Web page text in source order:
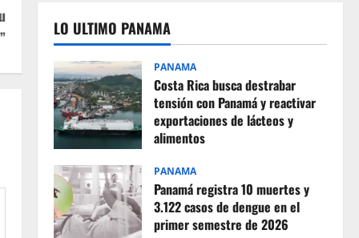
LO ULTIMO PANAMA
PANAMA
Costa Rica busca destrabar
tensión con Panamá y reactivar
exportaciones de lácteos y
alimentos
PANAMA
Panamá registra 10 muertes y
3.122 casos de dengue en el
primer semestre de 2026